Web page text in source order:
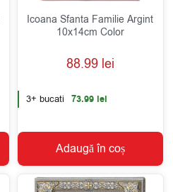
Icoana Sfanta Familie Argint
10x14cm Color
88.99 lei
3+ bucati 73.99 lei
Adaugă în coș